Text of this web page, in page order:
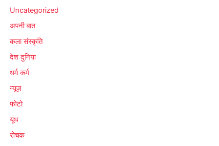
Uncategorized
अपनी बात
कला संस्कृति
देश दुनिया
धर्म कर्म
न्यूज़
फोटो
यूथ
रोचक